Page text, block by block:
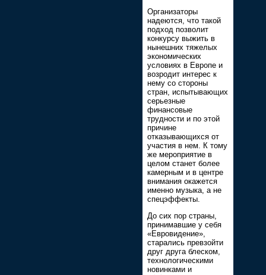
Организаторы
надеются, что такой
подход позволит
конкурсу выжить в
нынешних тяжелых
экономических
условиях в Европе и
возродит интерес к
нему со стороны
стран, испытывающих
серьезные
финансовые
трудности и по этой
причине
отказывающихся от
участия в нем. К тому
же мероприятие в
целом станет более
камерным и в центре
внимания окажется
именно музыка, а не
спецэффекты.
До сих пор страны,
принимавшие у себя
«Евровидение»,
старались превзойти
друг друга блеском,
технологическими
новинками и